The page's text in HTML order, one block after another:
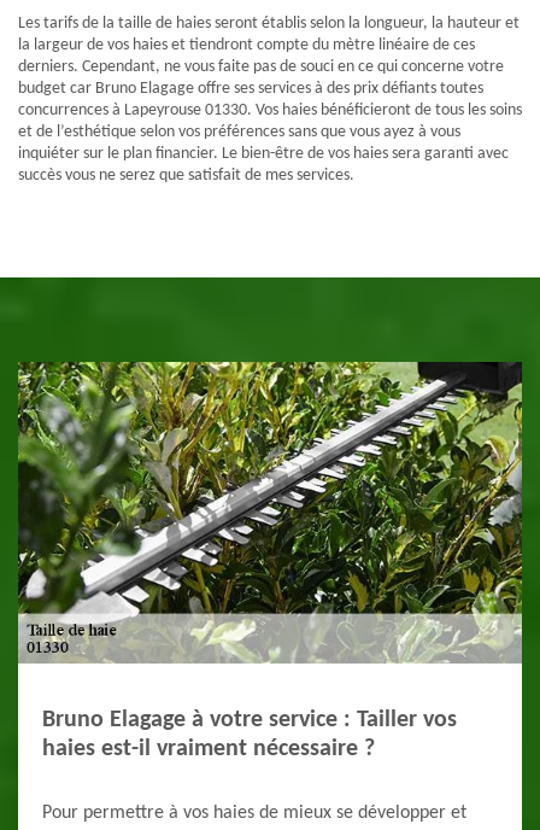
Les tarifs de la taille de haies seront établis selon la longueur, la hauteur et
la largeur de vos haies et tiendront compte du mètre linéaire de ces
derniers. Cependant, ne vous faite pas de souci en ce qui concerne votre
budget car Bruno Elagage offre ses services à des prix défiants toutes
concurrences à Lapeyrouse 01330. Vos haies bénéficieront de tous les soins
et de l’esthétique selon vos préférences sans que vous ayez à vous
inquiéter sur le plan financier. Le bien-être de vos haies sera garanti avec
succès vous ne serez que satisfait de mes services.
Bruno Elagage à votre service : Tailler vos
haies est-il vraiment nécessaire ?
Pour permettre à vos haies de mieux se développer et